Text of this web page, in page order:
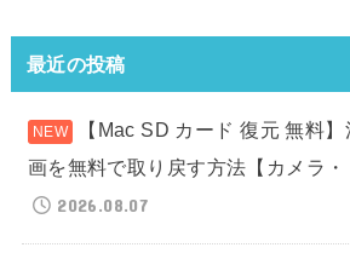
最近の投稿
【Mac SD カード 復元 無料
画を無料で取り戻す方法【カメラ・
2026.08.07